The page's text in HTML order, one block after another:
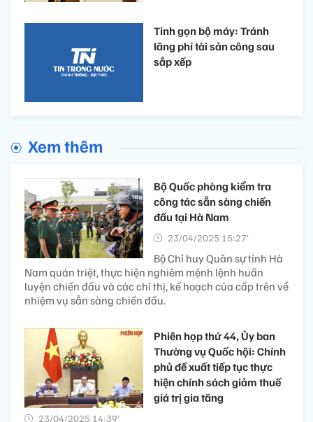
Tinh gọn bộ máy: Tránh
lãng phí tài sản công sau
sắp xếp
Xem thêm
Bộ Quốc phòng kiểm tra
công tác sẵn sàng chiến
đấu tại Hà Nam
23/04/2025 15:27’
Bộ Chỉ huy Quân sự tỉnh Hà
Nam quán triệt, thực hiện nghiêm mệnh lệnh huấn
luyện chiến đấu và các chỉ thị, kế hoạch của cấp trên về
nhiệm vụ sẵn sàng chiến đấu.
Phiên họp thứ 44, Ủy ban
Thường vụ Quốc hội: Chính
phủ đề xuất tiếp tục thực
hiện chính sách giảm thuế
giá trị gia tăng
23/04/2025 14:39’